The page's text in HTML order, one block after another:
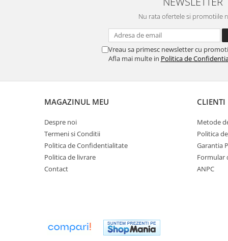
Prelungitoare
Rindele electrice
Accesorii rindele
Scule electrice
Accesorii pentru polizor
Nu rata ofertele si promotiile
Vreau sa primesc newsletter cu
Afla mai multe in Politica de
MAGAZINUL MEU
Despre noi
Termeni si Conditii
Politica de Confidentialitate
Politica de livrare
Contact
CLIENTI
Metode
Politica
Garantia
Formular
ANPC